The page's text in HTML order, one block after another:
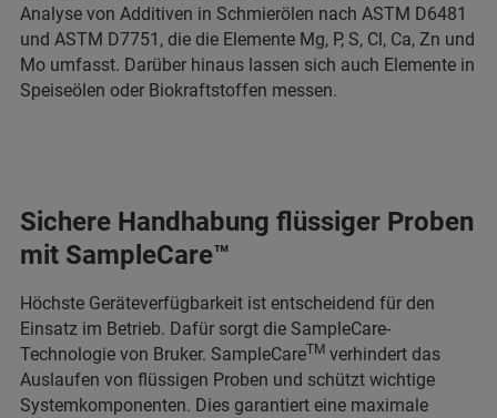
Analyse von Additiven in Schmierölen nach ASTM D6481
und ASTM D7751, die die Elemente Mg, P, S, Cl, Ca, Zn und
Mo umfasst. Darüber hinaus lassen sich auch Elemente in
Speiseölen oder Biokraftstoffen messen.
Sichere Handhabung flüssiger Proben
mit SampleCare™
Höchste Geräteverfügbarkeit ist entscheidend für den
Einsatz im Betrieb. Dafür sorgt die SampleCare-
Technologie von Bruker. SampleCareTM verhindert das
Auslaufen von flüssigen Proben und schützt wichtige
Systemkomponenten. Dies garantiert eine maximale